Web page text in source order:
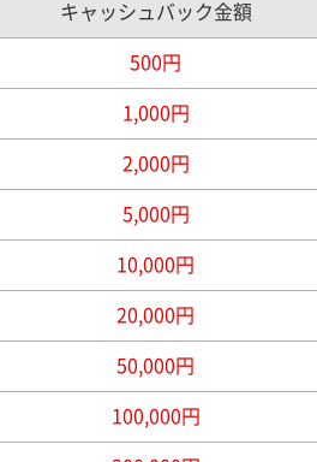
キャッシュバック金額
500円
1,000円
2,000円
5,000円
10,000円
20,000円
50,000円
100,000円